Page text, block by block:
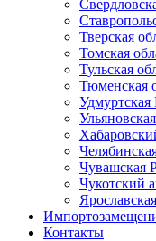
Тверская
Томская
Тульская
Тюменская
Удмуртская
Чувашская
Чукотский
Контакты